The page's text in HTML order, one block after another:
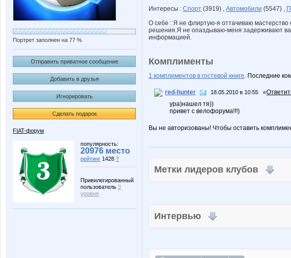
Портрет заполнен на 77 %
Отправить приватное сообщение
Добавить в друзья
Игнорировать
Сделать подарок
FIAT-форум
популярность:
20976 место
рейтинг 1428 ?
Привилегированный
пользователь 3
уровня
Интересы : Спорт (3919) , Автомобили (5547) ,
О себе : Я не флиртую-я оттачиваю
решения.Я не опаздываю-меня задерживают
информацией.
Комплименты
1 комплиментов в гостевой книге. Последние
red-hunter 18.05.2010 в 10:55 «
ура)нашел тя))
привет с велофорума!!!)
Вы не авторизованы! Чтобы оставить
Метки лидеров клубов
Интервью